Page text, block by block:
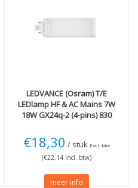
18W (2)
LEDVANCE (Osram)T/E
LEDlamp HF & AC Mains 7W
18W GX24q-2 (4-pins) 830
€18,30 / stuk Excl. btw
(€22,14 Incl. btw)
meer info